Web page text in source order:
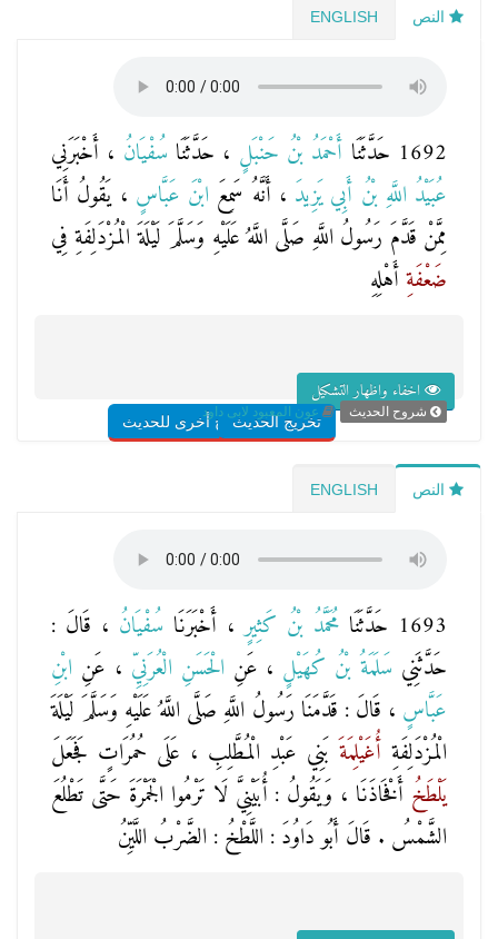
النص ENGLISH
1692 حَدَّثَنَا أَحْمَدُ بْنُ حَنْبَلٍ ، حَدَّثَنَا سُفْيَانُ ، أَخْبَرَنِي
عُبَيْدُ اللَّهِ بْنُ أَبِي يَزِيدَ ، أَنَّهُ سَمِعَ ابْنَ عَبَّاسٍ ، يَقُولُ أَنَا
مِمَّنْ قَدَّمَ رَسُولُ اللَّهِ صَلَّى اللَّهُ عَلَيْهِ وَسَلَّمَ لَيْلَةَ الْمُزْدَلِفَةِ فِي
ضَعْفَةِ أَهْلِهِ
اخفاء واظهار التشكيل
تخريج الحديثشروح أخرى للحديث
شروح الحديث عون المعبود لابى داود
النص ENGLISH
1693 حَدَّثَنَا مُحَمَّدُ بْنُ كَثِيرٍ ، أَخْبَرَنَا سُفْيَانُ ، قَالَ :
حَدَّثَنِي سَلَمَةُ بْنُ كُهَيْلٍ ، عَنِ الْحَسَنِ الْعُرَنِيِّ ، عَنِ ابْنِ
عَبَّاسٍ ، قَالَ : قَدَّمَنَا رَسُولُ اللَّهِ صَلَّى اللَّهُ عَلَيْهِ وَسَلَّمَ لَيْلَةَ
الْمُزْدَلِفَةِ أُغَيْلِمَةَ بَنِي عَبْدِ الْمُطَّلِبِ ، عَلَى حُمُرَاتٍ فَجَعَلَ
يَلْطَخُ أَفْخَاذَنَا ، وَيَقُولُ : أُبَيْنِيَّ لَا تَرْمُوا الْجَمْرَةَ حَتَّى تَطْلُعَ
الشَّمْسُ . قَالَ أَبُو دَاوُدَ : اللَّطْخُ : الضَّرْبُ اللَّيِّنُ